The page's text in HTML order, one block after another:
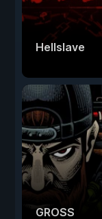
Hellslave
GROSS